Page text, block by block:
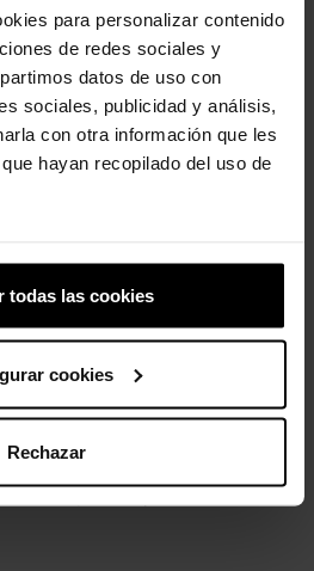
para personalizar contenido
de redes sociales y
datos de uso con
sociales, publicidad y análisis,
con otra información que les
hayan recopilado del uso de
todas las cookies
cookies
Rechazar
Impressão digital
4,99 € 3,99 €
Tamancos Crocband™ T